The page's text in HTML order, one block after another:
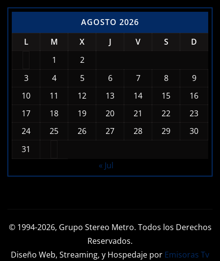
AGOSTO 2026
L
M X J V S
D
1
2
3
4 5 6 7 8
9
10
11 12 13 14 15
16
17
18 19 20 21 22
23
24
25 26 27 28 29
30
31
« Jul
© 1994-2026, Grupo Stereo Metro. Todos los Derechos
Reservados.
Diseño Web, Streaming, y Hospedaje por Emisoras Tv